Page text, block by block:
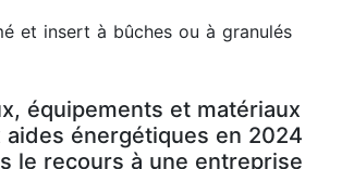
et insert à bûches ou à granulés
équipements et matériaux
aides énergétiques en 2024
le recours à une entreprise